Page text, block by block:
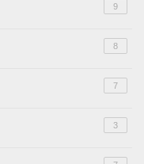
9
8
7
3